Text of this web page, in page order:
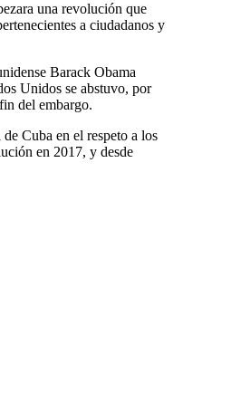
una revolución que
a ciudadanos y
Barack Obama
Unidos se abstuvo, por
del embargo.
Cuba en el respeto a los
en 2017, y desde